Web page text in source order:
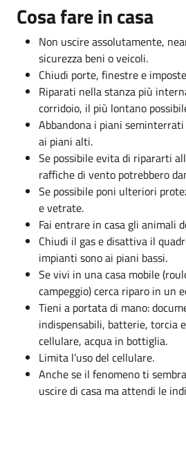
Cosa fare in casa
Non uscire assolutamente,
sicurezza beni o veicoli.
Chiudi porte, finestre e
Riparati nella stanza più
corridoio, il più lontano
Abbandona i piani
ai piani alti.
Se possibile evita di ripararti
raffiche di vento potrebbero
Se possibile poni ulteriori
e vetrate.
Fai entrare in casa gli animali
Chiudi il gas e disattiva il
impianti sono ai piani bassi.
Se vivi in una casa mobile
campeggio) cerca riparo in un
Tieni a portata di mano:
indispensabili, batterie, torcia
cellulare, acqua in bottiglia.
Limita l’uso del cellulare.
Anche se il fenomeno ti
uscire di casa ma attendi le